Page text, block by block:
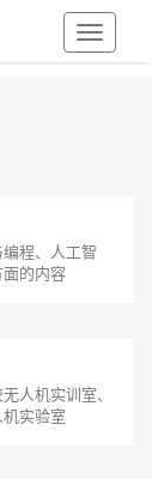
Toggle
程、人工智
的内容
人机实训室、
实验室